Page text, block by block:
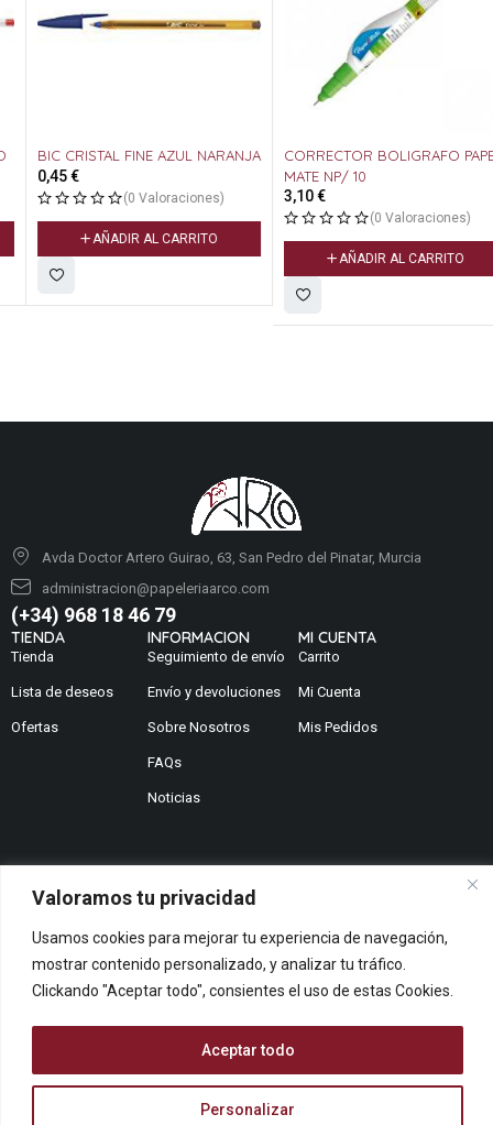
Valoramos tu privacidad
Usamos cookies para mejorar tu experiencia de navegación,
mostrar contenido personalizado, y analizar tu tráfico.
Clickando "Aceptar todo", consientes el uso de estas Cookies.
Personalizar
Aceptar todo
BIC CRISTAL FINE AZUL NARANJA
0,45€
(0 Valoraciones)
AÑADIR AL CARRITO
CORRECTOR BOLIGRAFO PAPER
MATE NP/ 10
3,10€
(0 Valoraciones)
AÑADIR AL CARRITO
Avda Doctor Artero Guirao, 63, San Pedro del Pinatar, Murcia
administracion@papeleriaarco.com
(+34) 968 18 46 79
TIENDA
Tienda
Lista de deseos
Ofertas
INFORMACION
Seguimiento de envío
Envío y devoluciones
Sobre Nosotros
FAQs
Noticias
MI CUENTA
Carrito
Mi Cuenta
Mis Pedidos
¿No encuentras lo que buscas?
Contáctanos
¿Te podemos ayudar?
Centro De Ayuda